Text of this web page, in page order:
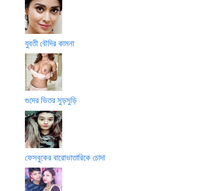
যুবতী বৌদির কামনা
গুদের ভিতর সুড়সুড়ি
ফেসবুকের বারোভাতারিকে চোদা